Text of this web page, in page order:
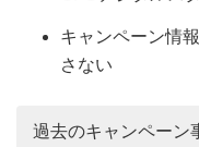
キャンペーン情
さない
過去のキャンペーン